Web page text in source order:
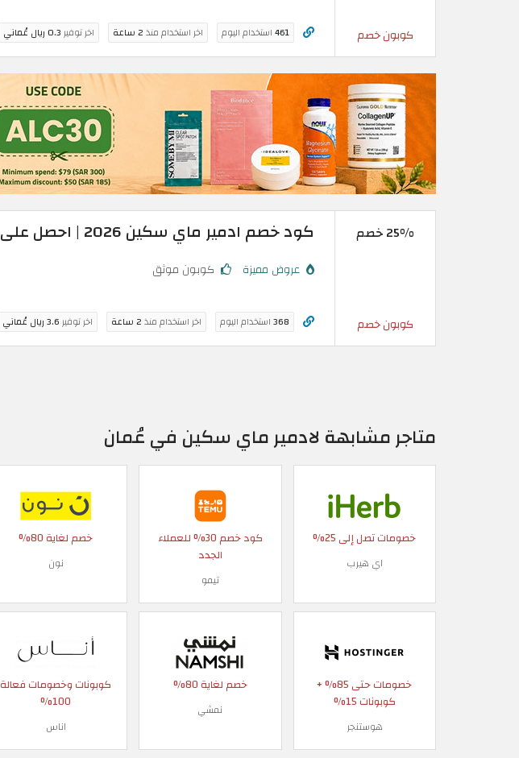
كوبون خصم 461استخدام اليوم اخر استخدام منذ2 ساعة اخر توفير0.3 ريال عُماني
25% خصم
كوبون خصم
كود خصم ادمير ماي سكين 2026 | احصل على خصم 25%
عروض مميزة كوبون موثق
368استخدام اليوم اخر استخدام منذ2 ساعة اخر توفير3.6 ريال عُماني
متاجر مشابهة لادمير ماي سكين في عُمان
خصومات تصل إلى 25%
اي هيرب
كود خصم 30% للعملاء
الجدد
تيمو
خصم لغاية 80%
نون
خصومات حتى 85% +
كوبونات 15%
هوستنجر
خصم لغاية 80%
نمشي
كوبونات وخصومات فعالة
100%
اناس